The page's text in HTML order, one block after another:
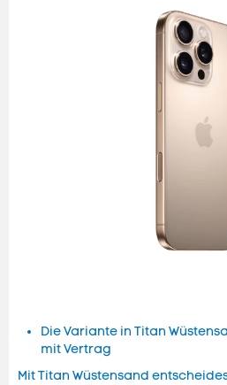
Die Variante in Titan
mit Vertrag
Mit Titan Wüstensand